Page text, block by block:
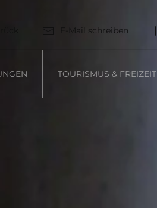
E-Mail schreiben
TOURISMUS & FREIZEIT